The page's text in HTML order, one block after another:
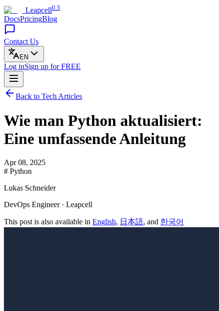
Leapcell0.3
DocsPricingBlog
Contact Us
EN
Log inSign up for FREE
Back to Tech Articles
Wie man Python aktualisiert:
Eine umfassende Anleitung
Apr 08, 2025
# Python
Lukas Schneider
DevOps Engineer · Leapcell
This post is also available in English, 日本語, and 한국어